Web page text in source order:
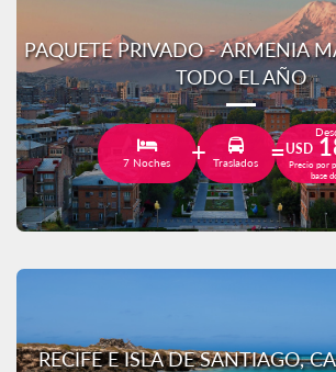
PAQUETE PRIVADO - ARMENIA
TODO EL AÑO
7 Noches Traslados
USD
Precio por
base
RECIFE E ISLA DE SANTIAGO,